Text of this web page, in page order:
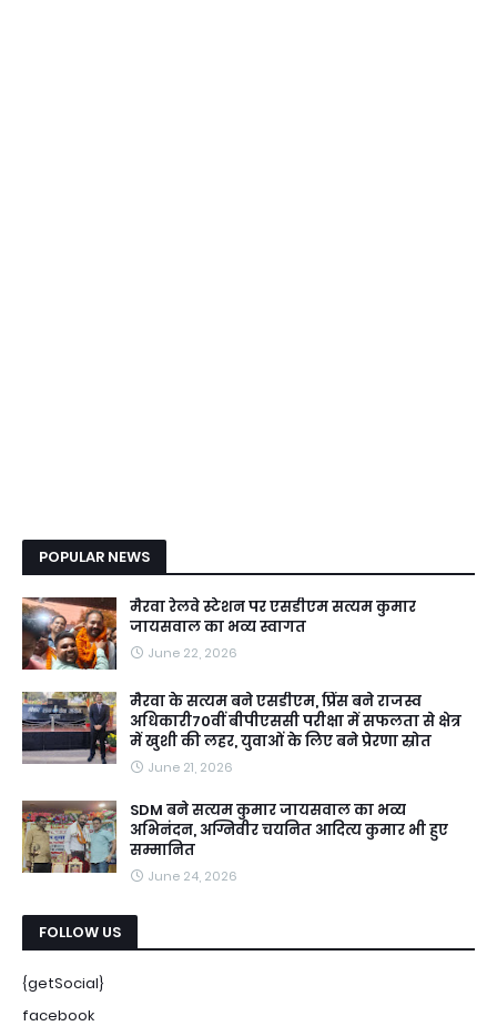
POPULAR NEWS
मैरवा रेलवे स्टेशन पर एसडीएम सत्यम कुमार
जायसवाल का भव्य स्वागत
June 22, 2026
मैरवा के सत्यम बने एसडीएम, प्रिंस बने राजस्व
अधिकारी70वीं बीपीएससी परीक्षा में सफलता से क्षेत्र
में खुशी की लहर, युवाओं के लिए बने प्रेरणा स्रोत
June 21, 2026
SDM बने सत्यम कुमार जायसवाल का भव्य
अभिनंदन, अग्निवीर चयनित आदित्य कुमार भी हुए
सम्मानित
June 24, 2026
FOLLOW US
{getSocial}
facebook